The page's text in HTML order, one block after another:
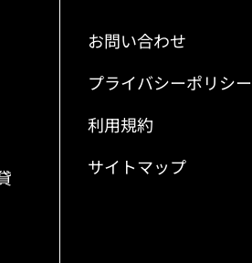
お問い合わせ
プライバシーポリシー
利用規約
サイトマップ